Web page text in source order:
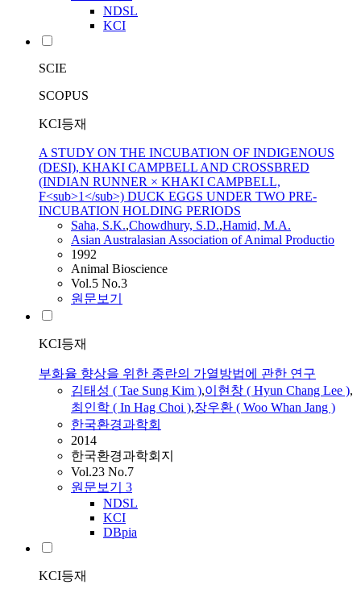
NDSL
KCI
SCIE
SCOPUS
KCI등재
A STUDY ON THE INCUBATION OF INDIGENOUS
(DESI), KHAKI CAMPBELL AND CROSSBRED
(INDIAN RUNNER × KHAKI CAMPBELL,
F<sub>1</sub>) DUCK EGGS UNDER TWO PRE-
INCUBATION HOLDING PERIODS
Saha, S.K.,Chowdhury, S.D.,Hamid, M.A.
Asian Australasian Association of Animal Productio
1992
Animal Bioscience
Vol.5 No.3
원문보기
KCI등재
부화율 향상을 위한 종란의 가열방법에 관한 연구
김태성 ( Tae Sung Kim ),이현창 ( Hyun Chang Lee ),
최인학 ( In Hag Choi ),장우환 ( Woo Whan Jang )
한국환경과학회
2014
한국환경과학회지
Vol.23 No.7
원문보기 3
NDSL
KCI
DBpia
KCI등재